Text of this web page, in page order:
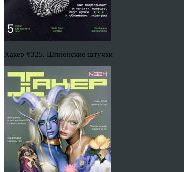
Хакер #325. Шпионские штучки